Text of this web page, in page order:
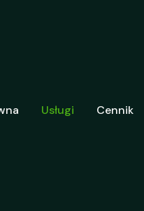
Usługi Cennik